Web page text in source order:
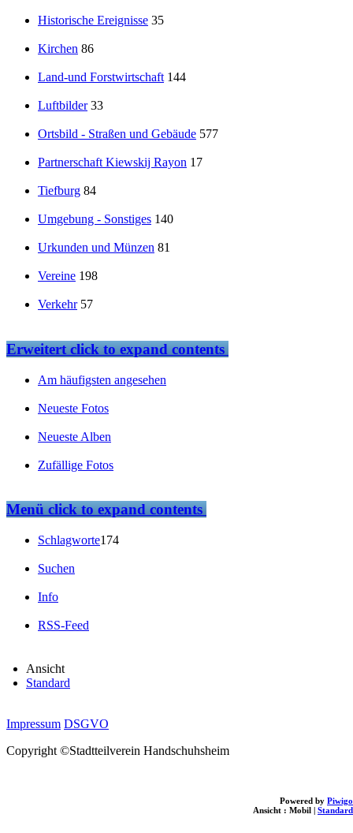
Powered by Piwigo
Ansicht : Mobil | Standard
Historische Ereignisse 35
Kirchen 86
Land-und Forstwirtschaft 144
Luftbilder 33
Ortsbild - Straßen und Gebäude 577
Partnerschaft Kiewskij Rayon 17
Tiefburg 84
Umgebung - Sonstiges 140
Urkunden und Münzen 81
Vereine 198
Verkehr 57
Erweitertclick to expand contents
Am häufigsten angesehen
Neueste Fotos
Neueste Alben
Zufällige Fotos
Menüclick to expand contents
Schlagworte174
Suchen
Info
RSS-Feed
Ansicht
Standard
Impressum DSGVO
Copyright ©Stadtteilverein Handschuhsheim